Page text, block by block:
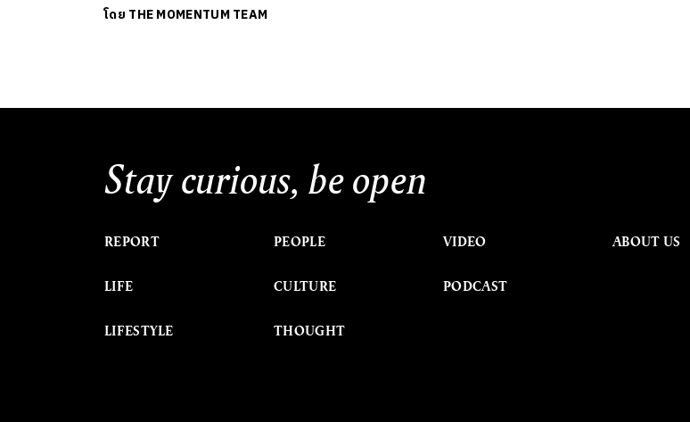
โดย THE MOMENTUM TEAM
Stay curious, be open
REPORT
LIFE
LIFESTYLE
PEOPLE
CULTURE
THOUGHT
VIDEO
PODCAST
ABOUT US